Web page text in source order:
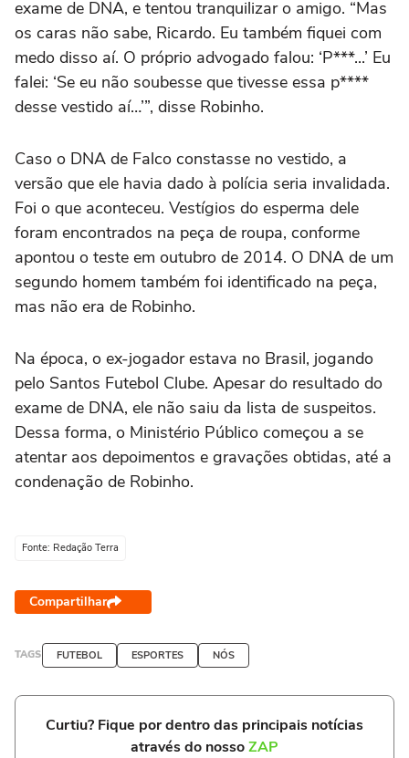
exame de DNA, e tentou tranquilizar o amigo. “Mas
os caras não sabe, Ricardo. Eu também fiquei com
medo disso aí. O próprio advogado falou: ‘P***...’ Eu
falei: ‘Se eu não soubesse que tivesse essa p****
desse vestido aí…’”, disse Robinho.
Caso o DNA de Falco constasse no vestido, a
versão que ele havia dado à polícia seria invalidada.
Foi o que aconteceu. Vestígios do esperma dele
foram encontrados na peça de roupa, conforme
apontou o teste em outubro de 2014. O DNA de um
segundo homem também foi identificado na peça,
mas não era de Robinho.
Na época, o ex-jogador estava no Brasil, jogando
pelo Santos Futebol Clube. Apesar do resultado do
exame de DNA, ele não saiu da lista de suspeitos.
Dessa forma, o Ministério Público começou a se
atentar aos depoimentos e gravações obtidas, até a
condenação de Robinho.
Fonte: Redação Terra
Compartilhar
TAGS FUTEBOL ESPORTES NÓS
Curtiu? Fique por dentro das principais notícias
através do nossoZAP